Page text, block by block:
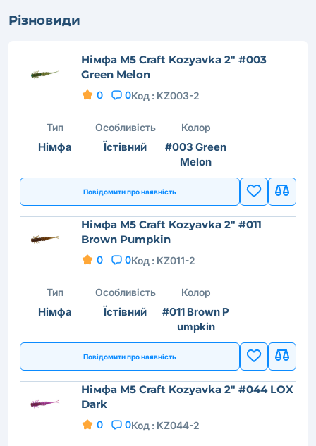
Різновиди
Німфа M5 Craft Kozyavka 2" #003
Green Melon
0 0Код : KZ003-2
Тип
Німфа
Особливість
Їстівний
Колор
#003 Green
Melon
Повідомити про наявність
Німфа M5 Craft Kozyavka 2" #011
Brown Pumpkin
0 0Код : KZ011-2
Тип
Німфа
Особливість
Їстівний
Колор
#011 Brown P
umpkin
Повідомити про наявність
Німфа M5 Craft Kozyavka 2" #044 LOX
Dark
0 0Код : KZ044-2